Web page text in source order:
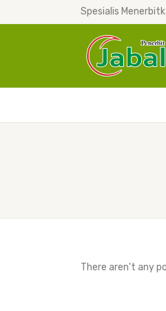
Spesialis
There aren't any